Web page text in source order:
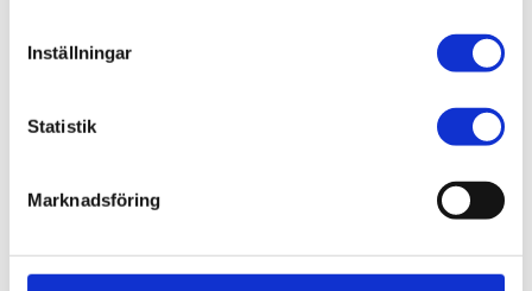
Inställningar
Statistik
Marknadsföring
Thailändska snabbnudlar utan